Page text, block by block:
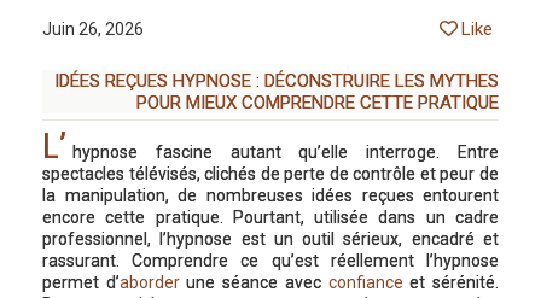
Juin 26, 2026 Like
IDÉES REÇUES HYPNOSE : DÉCONSTRUIRE LES MYTHES
POUR MIEUX COMPRENDRE CETTE PRATIQUE
L’ hypnose fascine autant qu’elle interroge. Entre
spectacles télévisés, clichés de perte de contrôle et peur de
la manipulation, de nombreuses idées reçues entourent
encore cette pratique. Pourtant, utilisée dans un cadre
professionnel, l’hypnose est un outil sérieux, encadré et
rassurant. Comprendre ce qu’est réellement l’hypnose
permet d’aborderune séance avec confiance et sérénité.